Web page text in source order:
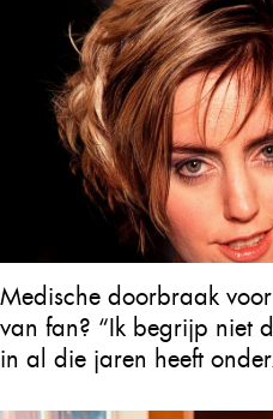
Medische doorbraak
van fan? “Ik begrijp niet
in al die jaren heeft